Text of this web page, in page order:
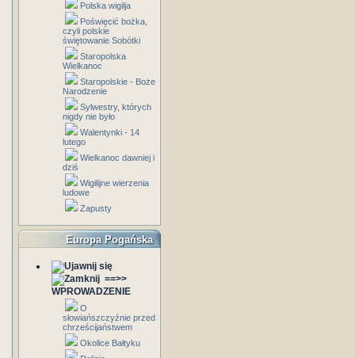
Polska wigilja
Poświęcić bożka,
czyli polskie
świętowanie Sobótki
Staropolska
Wielkanoc
Staropolskie - Boże
Narodzenie
Sylwestry, których
nigdy nie było
Walentynki - 14
lutego
Wielkanoc dawniej i
dziś
Wigilijne wierzenia
ludowe
Zapusty
Europa Pogańska
==>>
WPROWADZENIE
O
słowiańszczyźnie przed
chrześcijaństwem
Okolice Bałtyku